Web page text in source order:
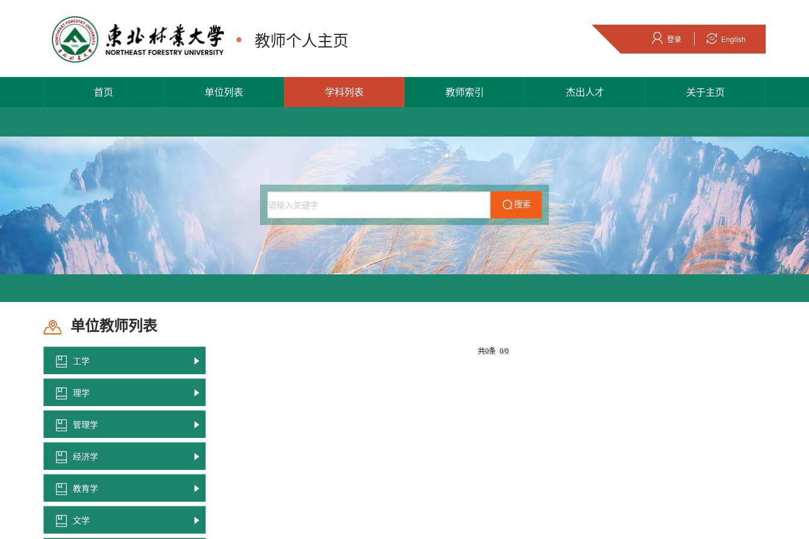
教师个人主页 登录 English
首页 单位列表 学科列表 教师索引 杰出人才 关于主页
搜索
单位教师列表
工学
理学
管理学
经济学
教育学
文学
共0条 0/0